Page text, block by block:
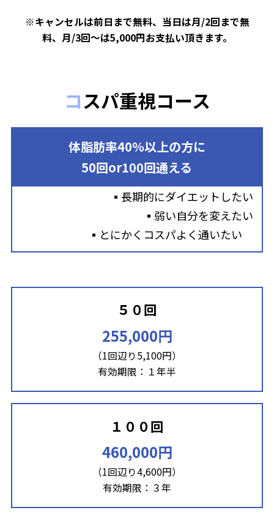
※キャンセルは前日まで無料、当日は月/2回まで無
料、月/3回～は5,000円お支払い頂きます。
コスパ重視コース
体脂肪率40％以上の方に
50回or100回通える
▪長期的にダイエットしたい
▪弱い自分を変えたい
▪とにかくコスパよく通いたい
５０回
255,000円
（1回辺り5,100円）
有効期限：１年半
１００回
460,000円
（1回辺り4,600円）
有効期限：３年